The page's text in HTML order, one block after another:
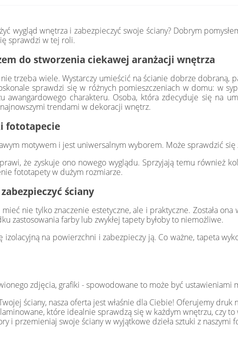
wygląd wnętrza i zabezpieczyć swoje ściany? Dobrym
sprawdzi w tej roli.
do stworzenia ciekawej aranżacji wnętrza
trzeba wiele. Wystarczy umieścić na ścianie dobrze dobraną,
sprawdzi się w różnych pomieszczeniach w domu: w
awangardowego charakteru. Osoba, która zdecyduje się na
trendami w dekoracji wnętrz.
fototapecie
motywem i jest uniwersalnym wyborem. Może sprawdzić
że zyskuje ono nowego wyglądu. Sprzyjają temu również
fototapety w dużym rozmiarze.
ściany
nie tylko znaczenie estetyczne, ale i praktyczne. Została
zastosowania farby lub zwykłej tapety byłoby to niemożliwe.
na powierzchni i zabezpieczy ją. Co ważne, tapeta
zdjęcia, grafiki - spowodowane to może być ustawieniami
ściany, nasza oferta jest właśnie dla Ciebie! Oferujemy
które idealnie sprawdzą się w każdym wnętrzu, czy
i przemieniaj swoje ściany w wyjątkowe dzieła sztuki z naszymi